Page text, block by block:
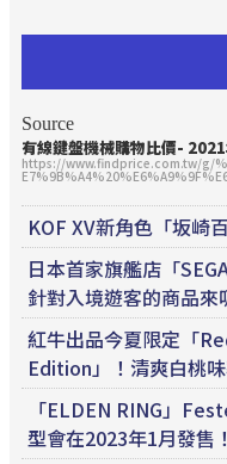
Source
有線鍵盤機械購物比價-
https://www.findprice.com.tw/g/
KOF XV新角色「坂崎
日本首家旗艦店「
針對入境遊客的商品來
紅牛出品今夏限定「
Edition」！清爽白桃
「ELDEN RING」
型會在2023年1月發售